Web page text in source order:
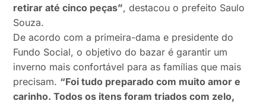
retirar até cinco peças”, destacou o prefeito Saulo
Souza.
De acordo com a primeira-dama e presidente do
Fundo Social, o objetivo do bazar é garantir um
inverno mais confortável para as famílias que mais
precisam. “Foi tudo preparado com muito amor e
carinho. Todos os itens foram triados com zelo,